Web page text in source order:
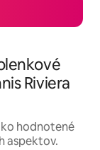
Riviera
hodnotené
aspektov.